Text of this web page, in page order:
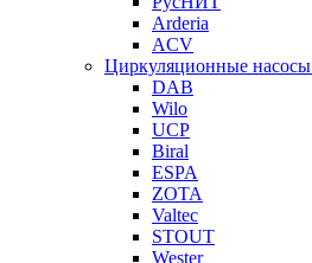
Arderia
ACV
Циркуляционные насосы
DAB
Wilo
UCP
Biral
ESPA
ZOTA
Valtec
STOUT
Wester